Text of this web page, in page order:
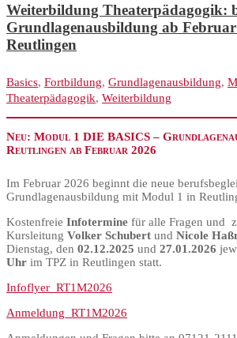
Weiterbildung Theaterpädagogik:
Grundlagenausbildung ab
Reutlingen
Basics, Fortbildung, Grundlagenausbildung,
Theaterpädagogik, Weiterbildung
Neu: Modul 1 DIE BASICS –
Reutlingen ab Februar 2026
Im Februar 2026 beginnt die neue
Grundlagenausbildung mit Modul 1 in
Kostenfreie Infotermine für alle Fragen und
Kursleitung Volker Schubert und Nicole
Dienstag, den 02.12.2025 und 27.01.2026
Uhr im TPZ in Reutlingen statt.
Infoflyer_RT1M2026
Anmeldung_RT1M2026